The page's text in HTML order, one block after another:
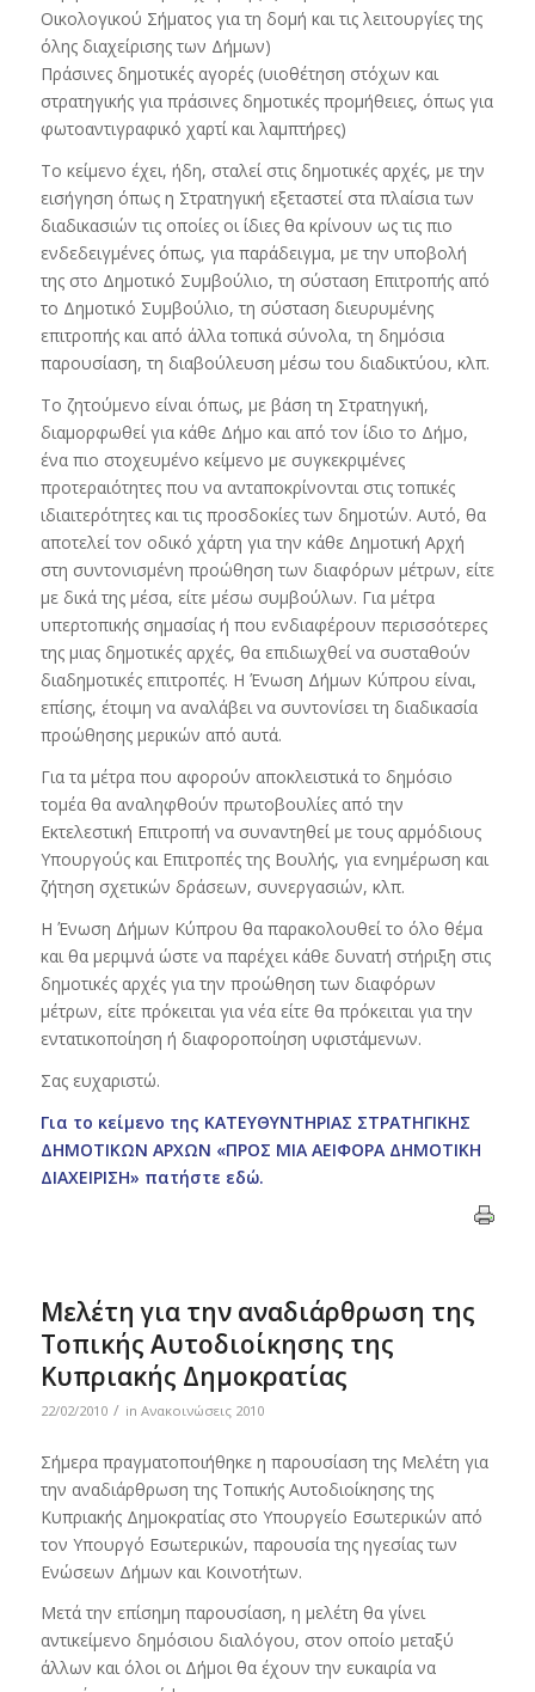
Οικολογικού Σήματος για τη δομή και τις λειτουργίες της
όλης διαχείρισης των Δήμων)
Πράσινες δημοτικές αγορές (υιοθέτηση στόχων και
στρατηγικής για πράσινες δημοτικές προμήθειες, όπως για
φωτοαντιγραφικό χαρτί και λαμπτήρες)
Το κείμενο έχει, ήδη, σταλεί στις δημοτικές αρχές, με την
εισήγηση όπως η Στρατηγική εξεταστεί στα πλαίσια των
διαδικασιών τις οποίες οι ίδιες θα κρίνουν ως τις πιο
ενδεδειγμένες όπως, για παράδειγμα, με την υποβολή
της στο Δημοτικό Συμβούλιο, τη σύσταση Επιτροπής από
το Δημοτικό Συμβούλιο, τη σύσταση διευρυμένης
επιτροπής και από άλλα τοπικά σύνολα, τη δημόσια
παρουσίαση, τη διαβούλευση μέσω του διαδικτύου, κλπ.
Το ζητούμενο είναι όπως, με βάση τη Στρατηγική,
διαμορφωθεί για κάθε Δήμο και από τον ίδιο το Δήμο,
ένα πιο στοχευμένο κείμενο με συγκεκριμένες
προτεραιότητες που να ανταποκρίνονται στις τοπικές
ιδιαιτερότητες και τις προσδοκίες των δημοτών. Αυτό, θα
αποτελεί τον οδικό χάρτη για την κάθε Δημοτική Αρχή
στη συντονισμένη προώθηση των διαφόρων μέτρων, είτε
με δικά της μέσα, είτε μέσω συμβούλων. Για μέτρα
υπερτοπικής σημασίας ή που ενδιαφέρουν περισσότερες
της μιας δημοτικές αρχές, θα επιδιωχθεί να συσταθούν
διαδημοτικές επιτροπές. Η Ένωση Δήμων Κύπρου είναι,
επίσης, έτοιμη να αναλάβει να συντονίσει τη διαδικασία
προώθησης μερικών από αυτά.
Για τα μέτρα που αφορούν αποκλειστικά το δημόσιο
τομέα θα αναληφθούν πρωτοβουλίες από την
Εκτελεστική Επιτροπή να συναντηθεί με τους αρμόδιους
Υπουργούς και Επιτροπές της Βουλής, για ενημέρωση και
ζήτηση σχετικών δράσεων, συνεργασιών, κλπ.
Η Ένωση Δήμων Κύπρου θα παρακολουθεί το όλο θέμα
και θα μεριμνά ώστε να παρέχει κάθε δυνατή στήριξη στις
δημοτικές αρχές για την προώθηση των διαφόρων
μέτρων, είτε πρόκειται για νέα είτε θα πρόκειται για την
εντατικοποίηση ή διαφοροποίηση υφιστάμενων.
Σας ευχαριστώ.
Για το κείμενο της ΚΑΤΕΥΘΥΝΤΗΡΙΑΣ ΣΤΡΑΤΗΓΙΚΗΣ
ΔΗΜΟΤΙΚΩΝ ΑΡΧΩΝ «ΠΡΟΣ ΜΙΑ ΑΕΙΦΟΡΑ ΔΗΜΟΤΙΚΗ
ΔΙΑΧΕΙΡΙΣΗ» πατήστε εδώ.
Μελέτη για την αναδιάρθρωση της
Τοπικής Αυτοδιοίκησης της
Κυπριακής Δημοκρατίας
22/02/2010 / in Ανακοινώσεις 2010
Σήμερα πραγματοποιήθηκε η παρουσίαση της Μελέτη για
την αναδιάρθρωση της Τοπικής Αυτοδιοίκησης της
Κυπριακής Δημοκρατίας στο Υπουργείο Εσωτερικών από
τον Υπουργό Εσωτερικών, παρουσία της ηγεσίας των
Ενώσεων Δήμων και Κοινοτήτων.
Μετά την επίσημη παρουσίαση, η μελέτη θα γίνει
αντικείμενο δημόσιου διαλόγου, στον οποίο μεταξύ
άλλων και όλοι οι Δήμοι θα έχουν την ευκαιρία να